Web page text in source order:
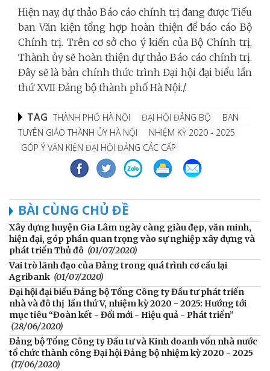
Hiện nay, dự thảo Báo cáo chính trị đang được Tiếu
ban Văn kiện tổng hợp hoàn thiện để báo cáo Bộ
Chính trị. Trên cơ sở cho ý kiến của Bộ Chính trị,
Thành ủy sẽ hoàn thiện dự thảo Báo cáo chính trị.
Đây sẽ là bản chính thức trình Đại hội đại biểu lần
thứ XVII Đảng bộ thành phố Hà Nội./.
TAG THÀNH PHỐ HÀ NỘI ĐẠI HỘI ĐẢNG BỘ
BAN
TUYÊN GIÁO THÀNH ỦY HÀ NỘI
NHIỆM KỲ 2020 - 2025
GÓP Ý VĂN KIỆN ĐẠI HỘI ĐẢNG CÁC CẤP
BÀI CÙNG CHỦ ĐỀ
Xây dựng huyện Gia Lâm ngày càng giàu đẹp, văn minh,
hiện đại, góp phần quan trọng vào sự nghiệp xây dựng và
phát triển Thủ đô (01/07/2020)
Vai trò lãnh đạo của Đảng trong quá trình cơ cấu lại
Agribank (01/07/2020)
Đại hội đại biểu Đảng bộ Tổng Công ty Đầu tư phát triển
nhà và đô thị lần thứ V, nhiệm kỳ 2020 - 2025: Hướng tới
mục tiêu “Đoàn kết - Đổi mới - Hiệu quả - Phát triển”
(28/06/2020)
Đảng bộ Tổng Công ty Đầu tư và Kinh doanh vốn nhà nước
tổ chức thành công Đại hội Đảng bộ nhiệm kỳ 2020 - 2025
(17/06/2020)